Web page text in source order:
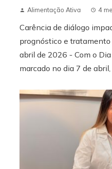
Alimentação Ativa 4
Carência de diálogo
prognóstico e tratamento
abril de 2026 - Com o Dia
marcado no dia 7 de abril,